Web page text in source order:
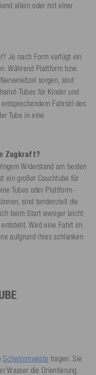
allein oder mit einer
Je nach Form verfügt ein
Während Plattform bzw.
sorgen, sind
Tubes für Kinder und
Fahrstil des
Tube in eine
Zugkraft?
Widerstand am besten
ein großer Couchtube für
Tubes oder Plattform-
sind tendenziell die
beim Start weniger leicht
Wird eine Fahrt im
aufgrund ihres schlanken
Schwimmweste tragen. Sie
Wasser die Orientierung